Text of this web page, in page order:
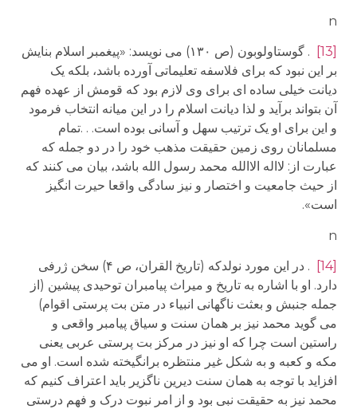
n
. گوستاولوبون (ص ۱۳۰) می نویسد: «پیغمبر اسلام بنایش
بر این نبود که برای فلاسفه تعلیماتی آورده باشد، بلکه یک
دیانت خیلی ساده ای برای وی لازم بود که قومش از عهده فهم
آن بتواند برآید و لذا دیانت اسلام را در این میانه انتخاب فرمود
و این برای او یک ترتیب سهل و آسانی بوده است. . .تمام
مسلمانان روی زمین حقیقت مذهب خود را در دو جمله که
عبارت از: لااله الاالله محمد رسول الله باشد، بیان می کنند که
از حیث جامعیت و اختصار و نیز سادگی واقعا حیرت انگیز
است».
n
[14]
. در این مورد نولدکه (تاریخ القران، ص ۴) سخن ژرفی
دارد. او با اشاره به تاریخ و میراث پیامبران توحیدی پیشین (از
جمله جنبش و بعثت ناگهانی انبیاء در متن بت پرستی اقوام)
می گوید محمد نیز بر همان سنت و سیاق پیامبر واقعی و
راستین است چرا که او نیز در مرکز بت پرستی عربی یعنی
مکه و کعبه و به شکل غیر منتظره برانگیخته شده است. او می
افزاید با توجه به همان سنت دیرین ناگزیر باید اعتراف کنیم که
محمد نیز به حقیقت نبی بود و از امر نبوت درک و فهم درستی